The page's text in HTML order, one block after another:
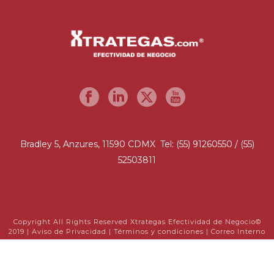
Bradley 5, Anzures, 11590 CDMX Tel: (55) 91260550 / (55)
52503811
Copyright All Rights Reserved Xtrategas Efectividad de Negocio©
2019 | Aviso de Privacidad | Términos y condiciones | Correo Interno